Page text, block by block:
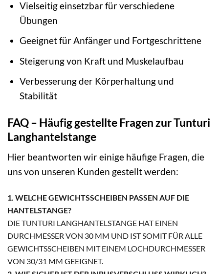
Vielseitig einsetzbar für verschiedene
Übungen
Geeignet für Anfänger und Fortgeschrittene
Steigerung von Kraft und Muskelaufbau
Verbesserung der Körperhaltung und
Stabilität
FAQ – Häufig gestellte Fragen zur Tunturi
Langhantelstange
Hier beantworten wir einige häufige Fragen, die
uns von unseren Kunden gestellt werden:
1. WELCHE GEWICHTSSCHEIBEN PASSEN AUF DIE
HANTELSTANGE?
DIE TUNTURI LANGHANTELSTANGE HAT EINEN
DURCHMESSER VON 30 MM UND IST SOMIT FÜR ALLE
GEWICHTSSCHEIBEN MIT EINEM LOCHDURCHMESSER
VON 30/31 MM GEEIGNET.